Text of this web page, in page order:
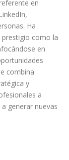
en
Ha
prestigio como la
en
combina
y
a
generar nuevas